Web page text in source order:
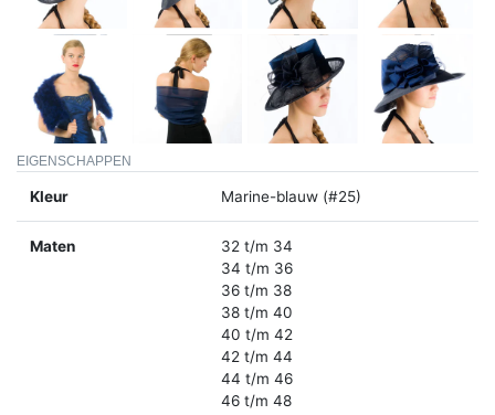
EIGENSCHAPPEN
Kleur Marine-blauw (#25)
Maten
32 t/m 34
34 t/m 36
36 t/m 38
38 t/m 40
40 t/m 42
42 t/m 44
44 t/m 46
46 t/m 48